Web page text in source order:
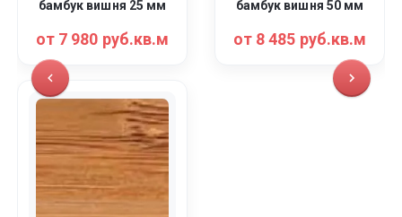
бамбук вишня 25 мм
от 7 980 руб.кв.м
бамбук вишня 50 мм
от 8 485 руб.кв.м